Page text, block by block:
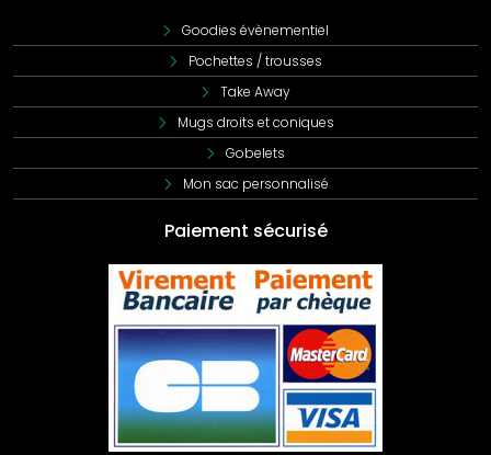
Goodies évènementiel
Pochettes / trousses
Take Away
Mugs droits et coniques
Gobelets
Mon sac personnalisé
Paiement sécurisé